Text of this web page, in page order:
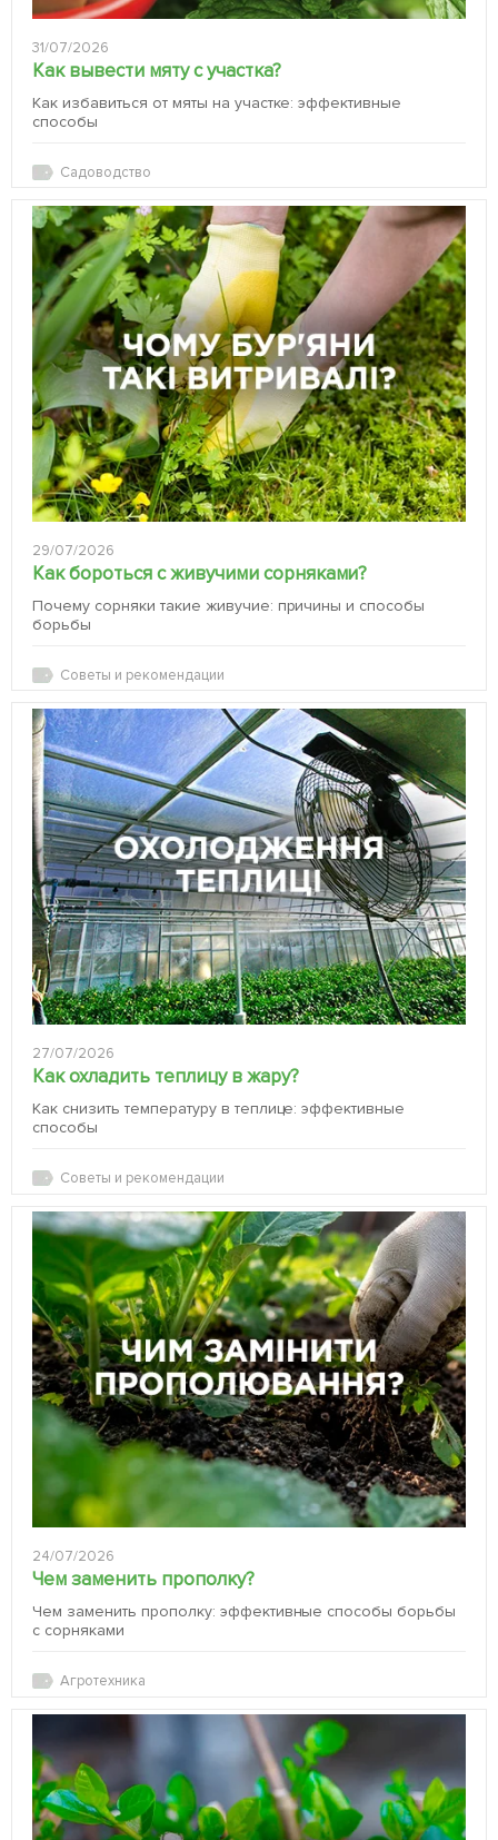
31/07/2026
Как вывести мяту с участка?
Как избавиться от мяты на участке: эффективные
способы
Садоводство
29/07/2026
Как бороться с живучими сорняками?
Почему сорняки такие живучие: причины и способы
борьбы
Советы и рекомендации
27/07/2026
Как охладить теплицу в жару?
Как снизить температуру в теплице: эффективные
способы
Советы и рекомендации
24/07/2026
Чем заменить прополку?
Чем заменить прополку: эффективные способы борьбы
с сорняками
Агротехника